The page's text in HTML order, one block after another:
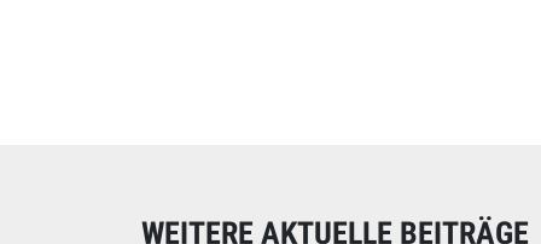
WEITERE AKTUELLE BEITRÄGE